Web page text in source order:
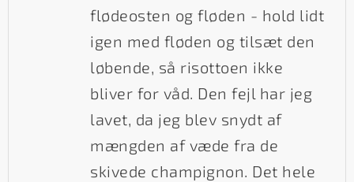
flødeosten og fløden - hold lidt
igen med fløden og tilsæt den
løbende, så risottoen ikke
bliver for våd. Den fejl har jeg
lavet, da jeg blev snydt af
mængden af væde fra de
skivede champignon. Det hele